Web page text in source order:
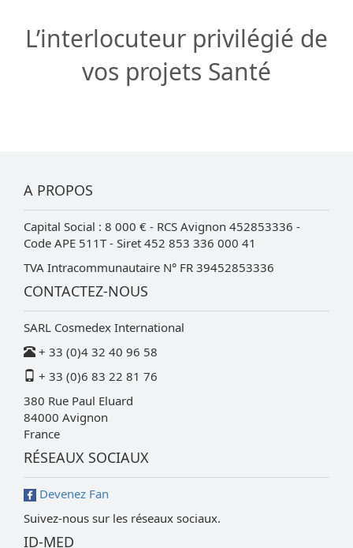
L’interlocuteur privilégié de
vos projets Santé
A PROPOS
Capital Social : 8 000 € - RCS Avignon 452853336 -
Code APE 511T - Siret 452 853 336 000 41
TVA Intracommunautaire N° FR 39452853336
CONTACTEZ-NOUS
SARL Cosmedex International
+ 33 (0)4 32 40 96 58
+ 33 (0)6 83 22 81 76
380 Rue Paul Eluard
84000 Avignon
France
RÉSEAUX SOCIAUX
Devenez Fan
Suivez-nous sur les réseaux sociaux.
ID-MED